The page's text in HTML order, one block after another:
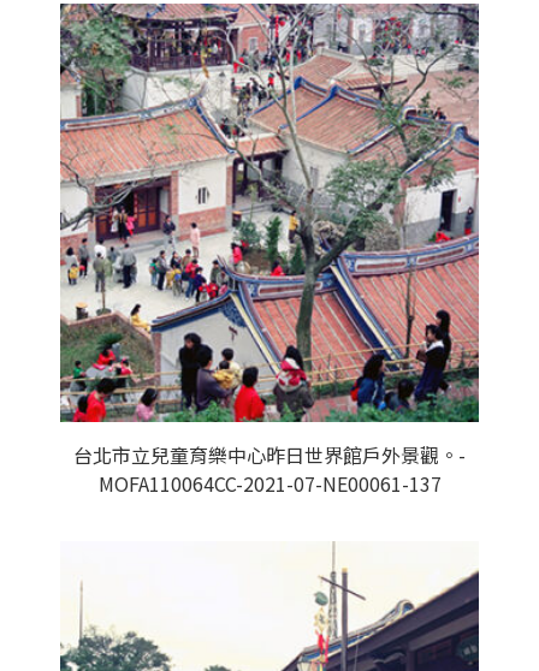
台北市立兒童育樂中心昨日世界館戶外景觀。-
MOFA110064CC-2021-07-NE00061-137